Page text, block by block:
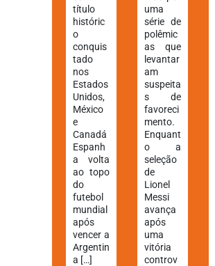
título
históric
o
conquis
tado
nos
Estados
Unidos,
México
e
Canadá
Espanh
a volta
ao topo
do
futebol
mundial
após
vencer a
Argentin
a […]
uma
série de
polêmic
as que
levantar
am
suspeita
s de
favoreci
mento.
Enquant
o a
seleção
de
Lionel
Messi
avança
após
uma
vitória
controv